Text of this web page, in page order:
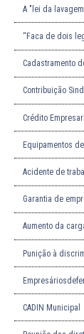
A "lei da
“Faca de dois
Cadastramento
Contribuição
Crédito
Equipamentos
Acidente de
Garantia de
Aumento da
Punição à
CADIN Municipal